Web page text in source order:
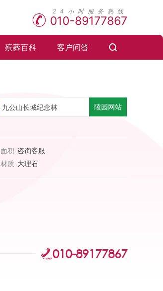
010-89177867
殡葬百科 客户问答
九公山长城纪念林 陵园网站
面积 咨询客服
材质 大理石
010-89177867